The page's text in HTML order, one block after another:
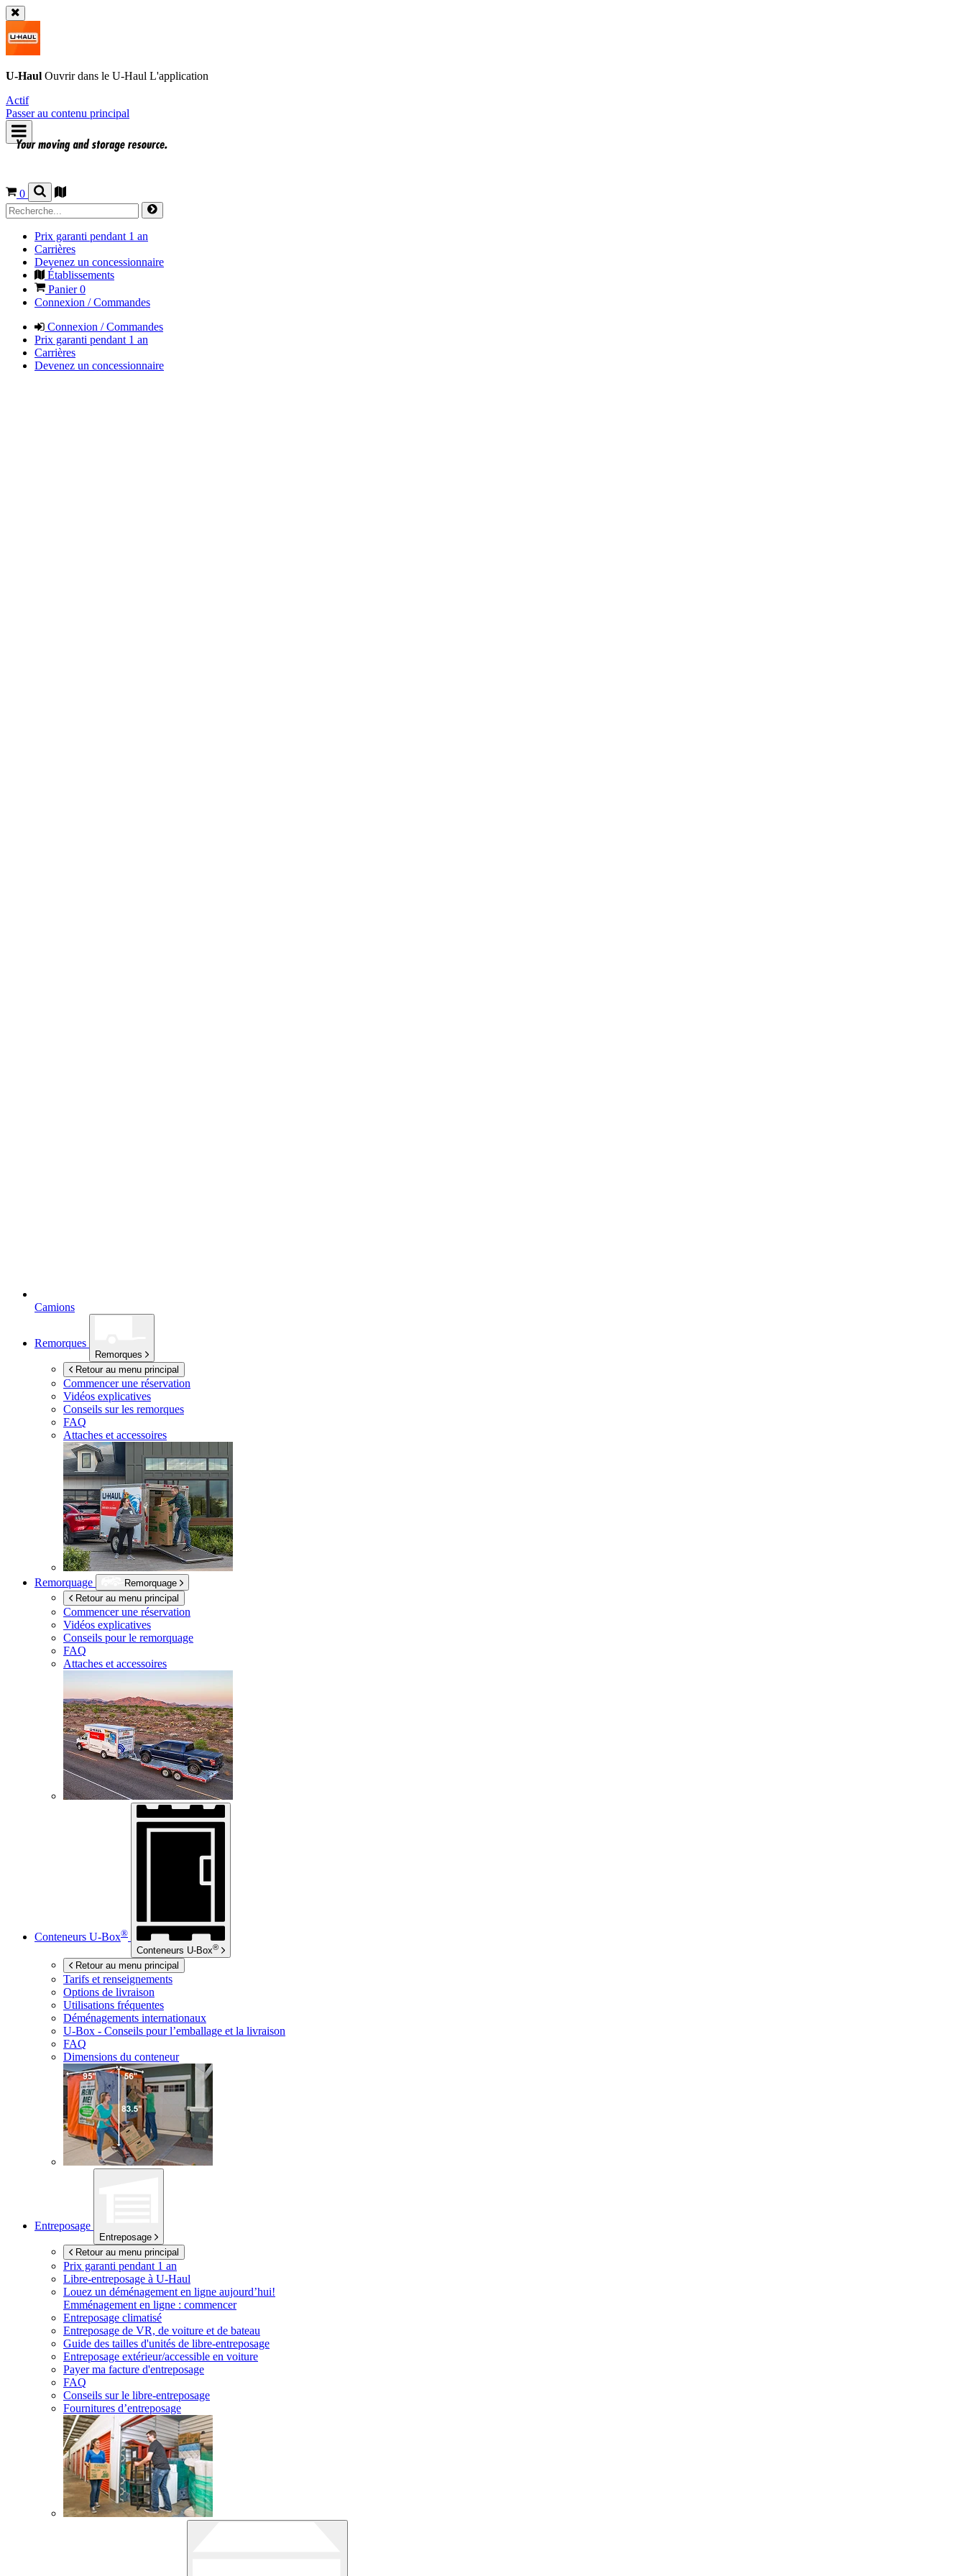
U-Haul Ouvrir dans le U-Haul L'application
Actif
Passer au contenu principal
0
Prix garanti pendant 1 an
Carrières
Devenez un concessionnaire
Établissements
Panier0
Connexion / Commandes
Connexion / Commandes
Prix garanti pendant 1 an
Carrières
Devenez un concessionnaire
Camions
Remorques
Remorques
Retour au menu principal
Commencer une réservation
Vidéos explicatives
Conseils sur les remorques
FAQ
Attaches et accessoires
Remorquage
Remorquage
Retour au menu principal
Commencer une réservation
Vidéos explicatives
Conseils pour le remorquage
FAQ
Attaches et accessoires
Conteneurs U-Box®
Conteneurs U-Box®
Retour au menu principal
Tarifs et renseignements
Options de livraison
Utilisations fréquentes
Déménagements internationaux
U-Box - Conseils pour l’emballage et la livraison
FAQ
Dimensions du conteneur
Entreposage
Entreposage
Retour au menu principal
Prix garanti pendant 1 an
Libre-entreposage à U-Haul
Louez un déménagement en ligne aujourd’hui!
Emménagement en ligne : commencer
Entreposage climatisé
Entreposage de VR, de voiture et de bateau
Guide des tailles d'unités de libre-entreposage
Entreposage extérieur/accessible en voiture
Payer ma facture d'entreposage
FAQ
Conseils sur le libre-entreposage
Fournitures d’entreposage